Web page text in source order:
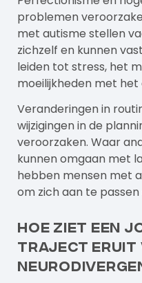
problemen
met autisme stellen
zichzelf en kunnen
leiden tot stress, het
moeilijkheden met
Veranderingen in
wijzigingen in de
veroorzaken. Waar
kunnen omgaan met
hebben mensen met
om zich aan te
Hoe ziet een
traject eruit